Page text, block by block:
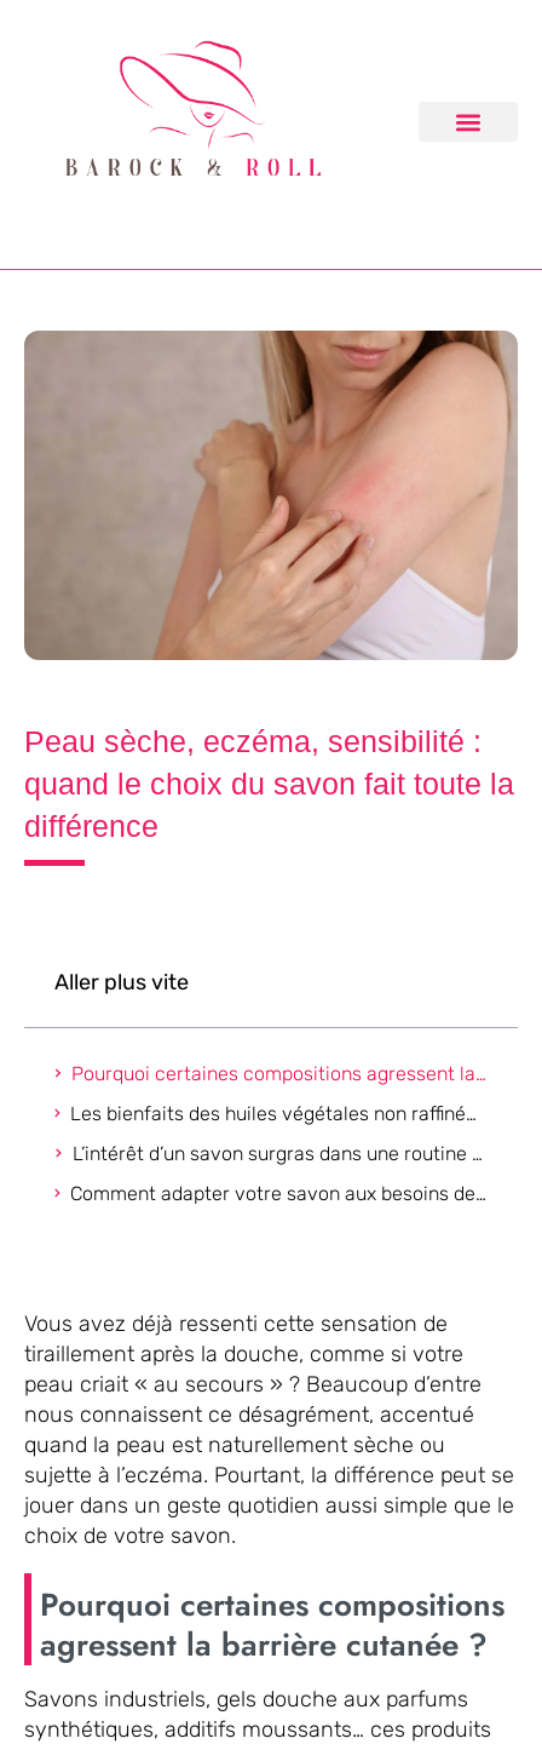
Peau sèche, eczéma, sensibilité :
quand le choix du savon fait toute la
différence
Aller plus vite
Pourquoi certaines compositions agressent la barrière cutanée ?
Les bienfaits des huiles végétales non raffinées sur l’hydratation naturelle
L’intérêt d’un savon surgras dans une routine minimaliste
Comment adapter votre savon aux besoins de votre peau, selon les saisons ?
Vous avez déjà ressenti cette sensation de
tiraillement après la douche, comme si votre
peau criait « au secours » ? Beaucoup d’entre
nous connaissent ce désagrément, accentué
quand la peau est naturellement sèche ou
sujette à l’eczéma. Pourtant, la différence peut se
jouer dans un geste quotidien aussi simple que le
choix de votre savon.
Pourquoi certaines compositions
agressent la barrière cutanée ?
Savons industriels, gels douche aux parfums
synthétiques, additifs moussants… ces produits